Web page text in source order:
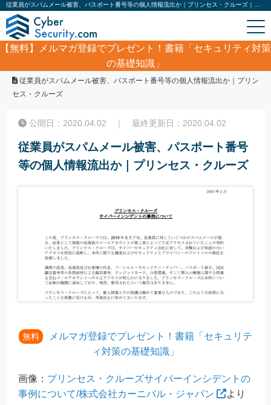
【無料】
メルマガ登録でプレゼント！書籍「セキュリティ対策
の基礎知識」
サイバーセキュリティ・情報漏洩ニュース
従業員がスパムメール被害、パスポート番号等の個人情報流出か｜プリン
セス・クルーズ
公開日：2020.04.02 ｜ 最終更新日：2020.04.02
従業員がスパムメール被害、パスポート番号
等の個人情報流出か｜プリンセス・クルーズ
無料
メルマガ登録でプレゼント！書籍「セキュリテ
ィ対策の基礎知識」
画像： プリンセス・クルーズサイバーインシデントの
事例について/株式会社カーニバル・ジャパン
より